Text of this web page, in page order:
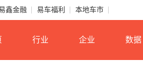
鑫金融 易车福利 本地车市
行业 企业 数据